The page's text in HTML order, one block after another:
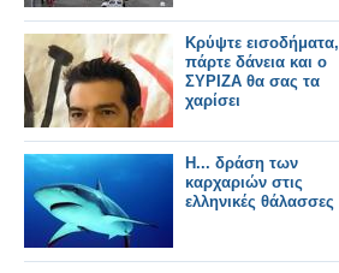
Κρύψτε εισοδήματα,
πάρτε δάνεια και ο
ΣΥΡΙΖΑ θα σας τα
χαρίσει
Η... δράση των
καρχαριών στις
ελληνικές θάλασσες